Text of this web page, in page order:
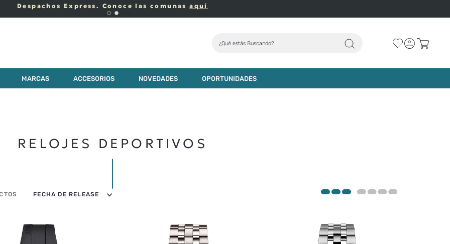
Despachos Express. Conoce las comunasaquí
¿Qué estás Buscando?
MARCAS ACCESORIOS NOVEDADES OPORTUNIDADES
RELOJES DEPORTIVOS
FECHA DE RELEASE